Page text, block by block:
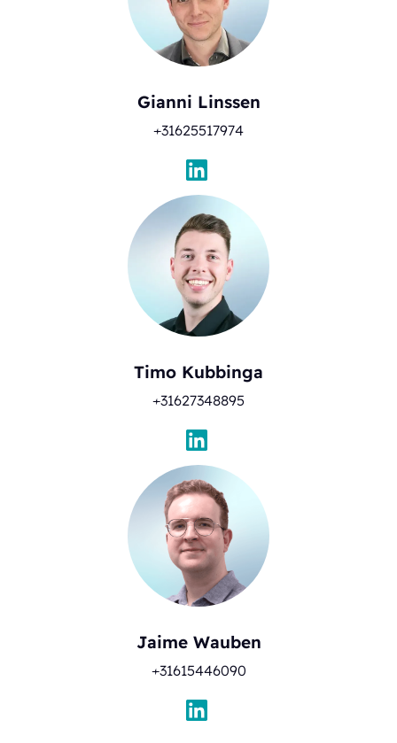
Gianni Linssen
+31625517974
Timo Kubbinga
+31627348895
Jaime Wauben
+31615446090